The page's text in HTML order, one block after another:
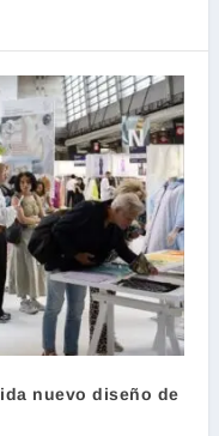
nuevo diseño de